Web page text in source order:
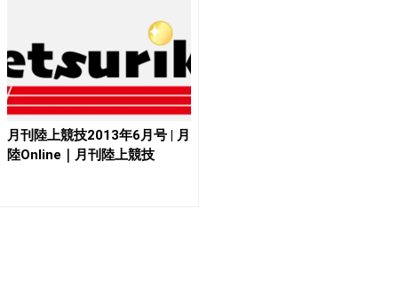
月刊陸上競技2013年6月号 | 月
陸Online｜月刊陸上競技